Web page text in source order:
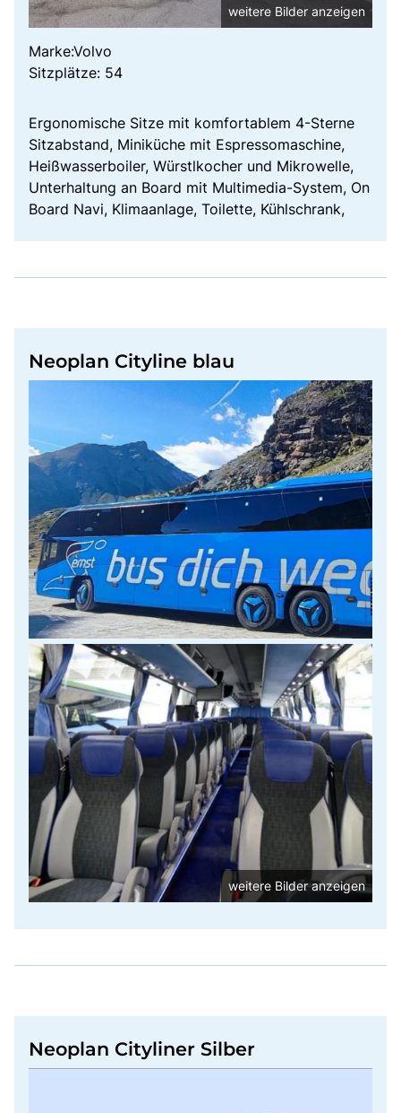
weitere Bilder anzeigen
Marke:Volvo
Sitzplätze: 54
Ergonomische Sitze mit komfortablem 4-Sterne
Sitzabstand, Miniküche mit Espressomaschine,
Heißwasserboiler, Würstlkocher und Mikrowelle,
Unterhaltung an Board mit Multimedia-System, On
Board Navi, Klimaanlage, Toilette, Kühlschrank,
Neoplan Cityline blau
weitere Bilder anzeigen
Neoplan Cityliner Silber